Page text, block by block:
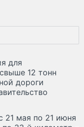
для
12 тонн
дороги
21 мая по 21 июня